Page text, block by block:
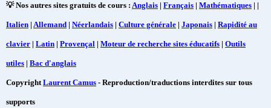
💡 Nos autres sites gratuits de cours : Anglais | Français | Mathématiques | |
Italien | Allemand | Néerlandais | Culture générale | Japonais | Rapidité au
clavier | Latin | Provençal | Moteur de recherche sites éducatifs | Outils
utiles | Bac d'anglais
CopyrightLaurent Camus - Reproduction/traductions interdites sur tous
supports